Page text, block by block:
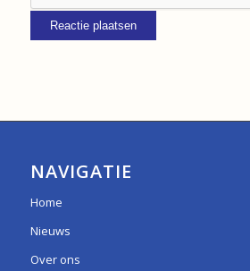
NAVIGATIE
Home
Nieuws
Over ons